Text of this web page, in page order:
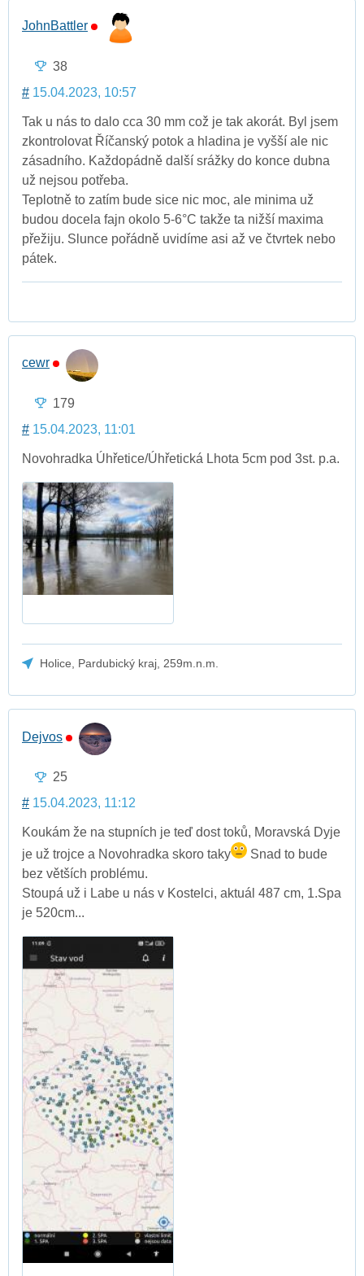
JohnBattler
38
# 15.04.2023, 10:57
Tak u nás to dalo cca 30 mm což je tak akorát. Byl jsem
zkontrolovat Říčanský potok a hladina je vyšší ale nic
zásadního. Každopádně další srážky do konce dubna
už nejsou potřeba.
Teplotně to zatím bude sice nic moc, ale minima už
budou docela fajn okolo 5-6°C takže ta nižší maxima
přežiju. Slunce pořádně uvidíme asi až ve čtvrtek nebo
pátek.
cewr
179
# 15.04.2023, 11:01
Novohradka Úhřetice/Úhřetická Lhota 5cm pod 3st. p.a.
Holice, Pardubický kraj, 259m.n.m.
Dejvos
25
# 15.04.2023, 11:12
Koukám že na stupních je teď dost toků, Moravská Dyje
je už trojce a Novohradka skoro taky
Snad to bude
bez větších problému.
Stoupá už i Labe u nás v Kostelci, aktuál 487 cm, 1.Spa
je 520cm...